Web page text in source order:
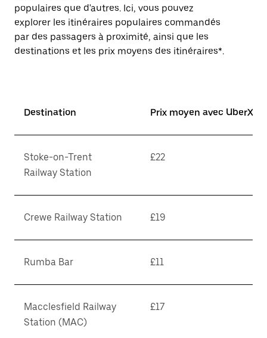
populaires que d'autres. Ici, vous pouvez
explorer les itinéraires populaires commandés
par des passagers à proximité, ainsi que les
destinations et les prix moyens des itinéraires*.
Destination Prix moyen avec UberX*
Stoke-on-Trent
Railway Station
£22
Crewe Railway Station £19
Rumba Bar £11
Macclesfield Railway
Station (MAC)
£17